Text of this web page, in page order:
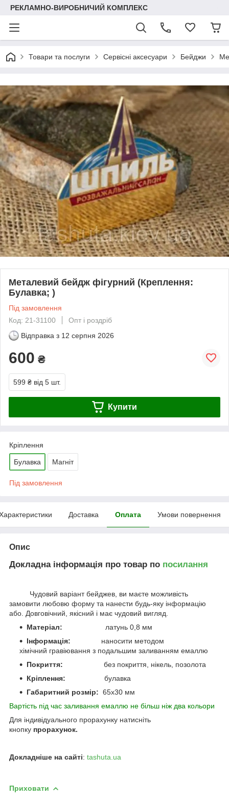
РЕКЛАМНО-ВИРОБНИЧИЙ КОМПЛЕКС
Товари та послуги Сервісні аксесуари Бейджи
Металевий бейдж фігурний (Креплення:
Булавка; )
Під замовлення
Код: 21-31100
Опт і роздріб
Відправка з 12 серпня 2026
600 ₴
599 ₴ від 5 шт.
Купити
Кріплення
Булавка Магніт
Під замовлення
Доставка Оплата Умови повернення
Опис
Докладна інформація про товар по посилання
Чудовий варіант бейджев, ви маєте можливість
замовити любовю форму та нанести будь-яку інформацію
або. Довговічний, якісний і має чудовий вигляд.
Матеріал:
латунь 0,8 мм
Інформація: наносити методом
хімічний гравіювання з подальшим заливанням емаллю
Покриття: без покриття, нікель, позолота
Кріплення: булавка
Габаритний розмір: 65х30 мм
Вартість під час заливання емаллю не більш ніж два кольори
Для індивідуального прорахунку натисніть
кнопку прорахунок.
Докладніше на сайті: tashuta.ua
Приховати